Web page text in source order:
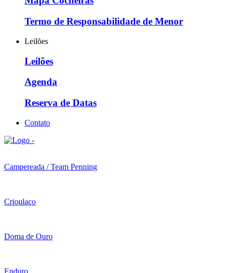
Termo de Responsabilidade de Menor
Leilões
Leilões
Agenda
Reserva de Datas
Contato
Campereada / Team Penning
Crioulaço
Doma de Ouro
Enduro